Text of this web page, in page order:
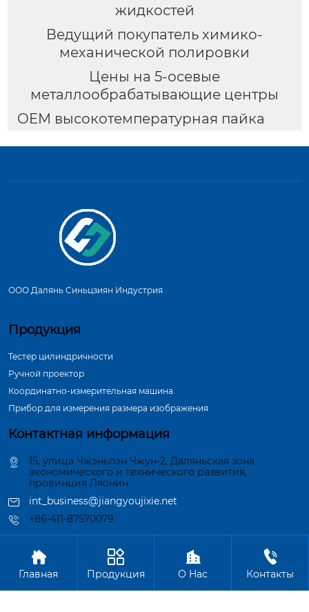
жидкостей
Ведущий покупатель химико-
механической полировки
Цены на 5-осевые
металлообрабатывающие центры
OEM высокотемпературная пайка
ООО Далянь Синьцзиян Индустрия
Продукция
Тестер цилиндричности
Ручной проектор
Координатно-измерительная машина
Прибор для измерения размера изображения
Контактная информация
15, улица Чжэньпэн Чжун-2, Даляньская зона
экономического и технического развития,
провинция Ляонин
int_business@jiangyoujixie.net
+86-411-87570079
Авторское право©ООО Далянь Синьцзиян Индустрия

Главная

Продукция

О Hас

Контакты